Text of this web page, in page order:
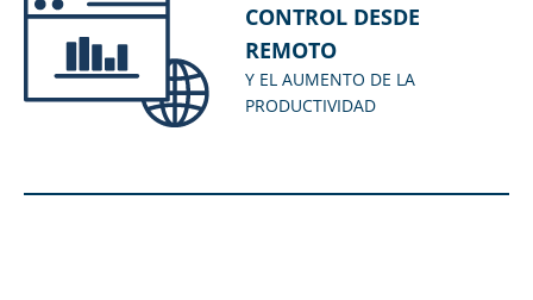
CONTROL DESDE
REMOTO
Y EL AUMENTO DE LA
PRODUCTIVIDAD